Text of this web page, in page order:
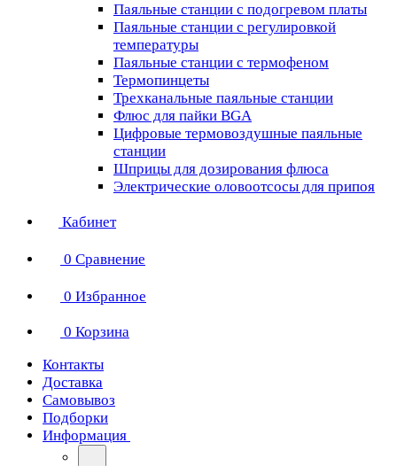
Паяльные станции с подогревом платы
Паяльные станции с регулировкой
температуры
Паяльные станции с термофеном
Термопинцеты
Трехканальные паяльные станции
Флюс для пайки BGA
Цифровые термовоздушные паяльные
станции
Шприцы для дозирования флюса
Электрические оловоотсосы для припоя
Кабинет
0 Сравнение
0 Избранное
0 Корзина
Контакты
Доставка
Самовывоз
Подборки
Информация